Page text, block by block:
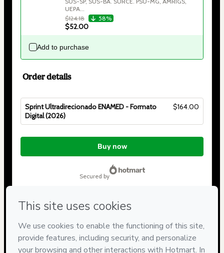
UEPA...
$124.18
58%
$52.00
Add to purchase
Order details
Sprint Ultradirecionado ENAMED - Formato
Digital (2026)
$164.00
Total
$164.00
Buy now
secured by
Have questions about the product? Please contact
Can't complete this purchase? Please visit our Help Center
If you need to submit a request to our support team, please
provide the code below: